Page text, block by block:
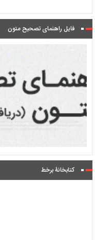
فایل راهنمای تصحیح متون
کتابخانۀ برخط